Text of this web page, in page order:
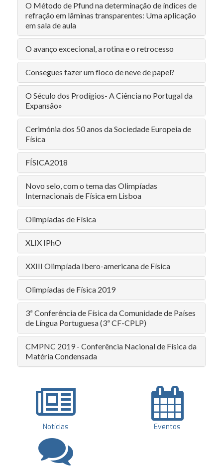
O Método de Pfund na determinação de índices de
refração em lâminas transparentes: Uma aplicação
em sala de aula
O avanço excecional, a rotina e o retrocesso
Consegues fazer um floco de neve de papel?
O Século dos Prodígios- A Ciência no Portugal da
Expansão»
Cerimónia dos 50 anos da Sociedade Europeia de
Física
FÍSICA2018
Novo selo, com o tema das Olimpíadas
Internacionais de Física em Lisboa
Olimpíadas de Física
XLIX IPhO
XXIII Olimpíada Ibero-americana de Física
Olimpíadas de Física 2019
3ª Conferência de Física da Comunidade de Países
de Língua Portuguesa (3ª CF-CPLP)
CMPNC 2019 - Conferência Nacional de Física da
Matéria Condensada
Notícias Eventos